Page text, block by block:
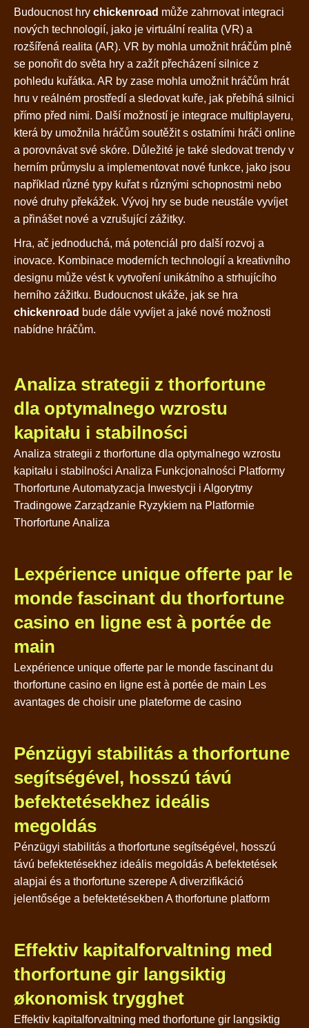
Budoucnost hry chickenroad může zahrnovat integraci
nových technologií, jako je virtuální realita (VR) a
rozšířená realita (AR). VR by mohla umožnit hráčům plně
se ponořit do světa hry a zažít přecházení silnice z
pohledu kuřátka. AR by zase mohla umožnit hráčům hrát
hru v reálném prostředí a sledovat kuře, jak přebíhá silnici
přímo před nimi. Další možností je integrace multiplayeru,
která by umožnila hráčům soutěžit s ostatními hráči online
a porovnávat své skóre. Důležité je také sledovat trendy v
herním průmyslu a implementovat nové funkce, jako jsou
například různé typy kuřat s různými schopnostmi nebo
nové druhy překážek. Vývoj hry se bude neustále vyvíjet
a přinášet nové a vzrušující zážitky.
Hra, ač jednoduchá, má potenciál pro další rozvoj a
inovace. Kombinace moderních technologií a kreativního
designu může vést k vytvoření unikátního a strhujícího
herního zážitku. Budoucnost ukáže, jak se hra
chickenroad bude dále vyvíjet a jaké nové možnosti
nabídne hráčům.
Analiza strategii z thorfortune
dla optymalnego wzrostu
kapitału i stabilności
Analiza strategii z thorfortune dla optymalnego wzrostu
kapitału i stabilności Analiza Funkcjonalności Platformy
Thorfortune Automatyzacja Inwestycji i Algorytmy
Tradingowe Zarządzanie Ryzykiem na Platformie
Thorfortune Analiza
Lexpérience unique offerte par le
monde fascinant du thorfortune
casino en ligne est à portée de
main
Lexpérience unique offerte par le monde fascinant du
thorfortune casino en ligne est à portée de main Les
avantages de choisir une plateforme de casino
Pénzügyi stabilitás a thorfortune
segítségével, hosszú távú
befektetésekhez ideális
megoldás
Pénzügyi stabilitás a thorfortune segítségével, hosszú
távú befektetésekhez ideális megoldás A befektetések
alapjai és a thorfortune szerepe A diverzifikáció
jelentősége a befektetésekben A thorfortune platform
Effektiv kapitalforvaltning med
thorfortune gir langsiktig
økonomisk trygghet
Effektiv kapitalforvaltning med thorfortune gir langsiktig